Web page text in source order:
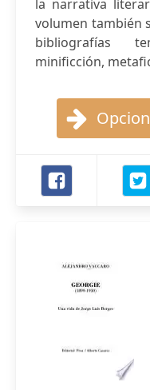
la narrativa
volumen también
bibliografías
minificción,